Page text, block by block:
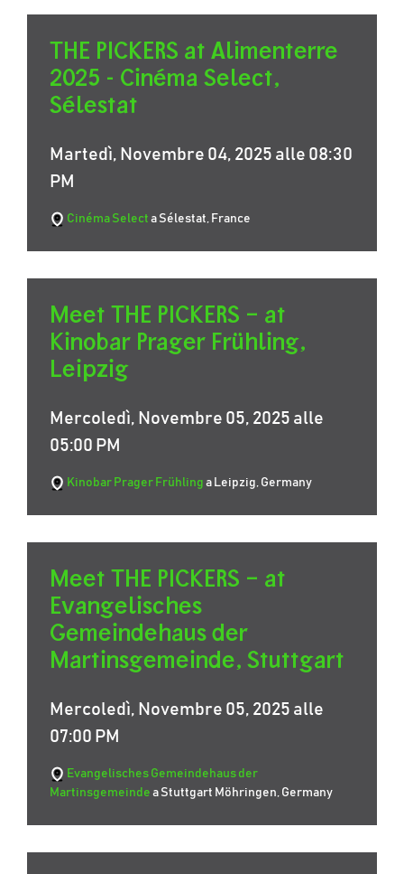
THE PICKERS at Alimenterre
2025 - Cinéma Select,
Sélestat
Martedì, Novembre 04, 2025 alle 08:30
PM
Cinéma Select a Sélestat, France
Meet THE PICKERS – at
Kinobar Prager Frühling,
Leipzig
Mercoledì, Novembre 05, 2025 alle
05:00 PM
Kinobar Prager Frühling a Leipzig, Germany
Meet THE PICKERS – at
Evangelisches
Gemeindehaus der
Martinsgemeinde, Stuttgart
Mercoledì, Novembre 05, 2025 alle
07:00 PM
Evangelisches Gemeindehaus der
Martinsgemeinde a Stuttgart Möhringen, Germany